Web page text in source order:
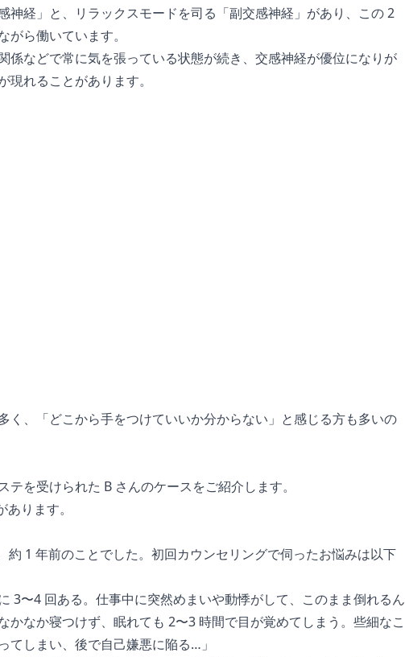
神経」と、リラックスモードを司る「副交感神経」があり、この 2
ら働いています。
係などで常に気を張っている状態が続き、交感神経が優位になりが
れることがあります。
く、「どこから手をつけていいか分からない」と感じる方も多いの
を受けられた B さんのケースをご紹介します。
ります。
約 1 年前のことでした。初回カウンセリングで伺ったお悩みは以下
3〜4 回ある。仕事中に突然めまいや動悸がして、このまま倒れるん
かなか寝つけず、眠れても 2〜3 時間で目が覚めてしまう。些細なこ
てしまい、後で自己嫌悪に陥る…」